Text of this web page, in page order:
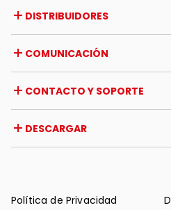
Premios y reconocimientos
Oportunidades de trabajo
Certificaciones
DISTRIBUIDORES
Extranjero
Iniciativas de distribuidores
COMUNICACIÓN
Noticias
Reseña de prensa
CONTACTO Y SOPORTE
Garantía
Soporte post-venta
DESCARGAR
Política de Privacidad